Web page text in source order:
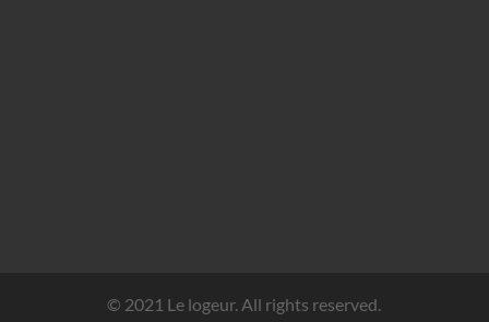
© 2021 Le logeur. All rights reserved.